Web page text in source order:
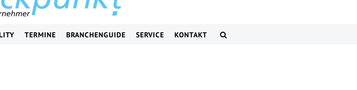
TERMINE BRANCHENGUIDE SERVICE KONTAKT